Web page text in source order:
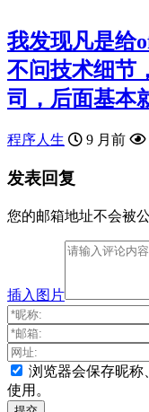
我发现凡是给
不问技术细节
司，后面基本
程序人生 9 月前
发表回复
您的邮箱地址不会被公
插入图片
浏览器会保存昵称
使用。